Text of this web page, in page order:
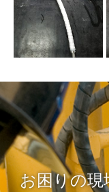
お困りの現